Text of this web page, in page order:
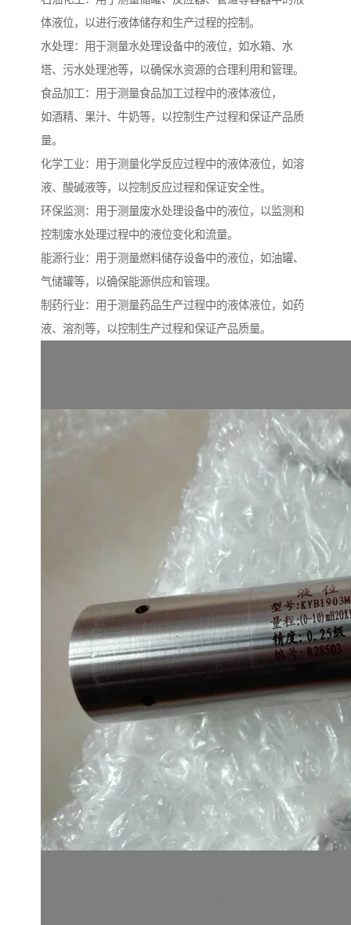
体液位，以进行液体储存和生产过程的控制。
水处理：用于测量水处理设备中的液位，如水箱、水
塔、污水处理池等，以确保水资源的合理利用和管理。
食品加工：用于测量食品加工过程中的液体液位，
如酒精、果汁、牛奶等，以控制生产过程和保证产品质
量。
化学工业：用于测量化学反应过程中的液体液位，如溶
液、酸碱液等，以控制反应过程和保证安全性。
环保监测：用于测量废水处理设备中的液位，以监测和
控制废水处理过程中的液位变化和流量。
能源行业：用于测量燃料储存设备中的液位，如油罐、
气储罐等，以确保能源供应和管理。
制药行业：用于测量药品生产过程中的液体液位，如药
液、溶剂等，以控制生产过程和保证产品质量。